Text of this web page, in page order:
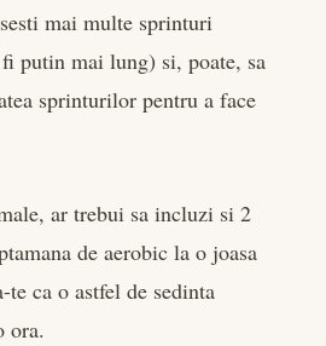
mai multe sprinturi
putin mai lung) si, poate, sa
sprinturilor pentru a face
ar trebui sa incluzi si 2
de aerobic la o joasa
ca o astfel de sedinta
ora.